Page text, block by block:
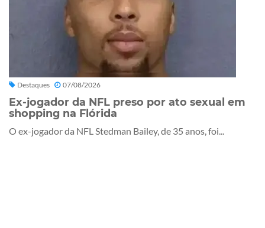
Destaques 07/08/2026
Ex-jogador da NFL preso por ato sexual em
shopping na Flórida
O ex-jogador da NFL Stedman Bailey, de 35 anos, foi...